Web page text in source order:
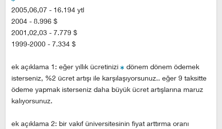
2005,06,07 - 16.194 ytl
2004 - 8.996 $
2001,02,03 - 7.779 $
1999-2000 - 7.334 $
ek açıklama 1: eğer yıllık ücretinizi
dönem dönem ödemek
isterseniz, %2 ücret artışı ile karşılaşıyorsunuz.. eğer 9 taksitte
ödeme yapmak isterseniz daha büyük ücret artışlarına maruz
kalıyorsunuz.
ek açıklama 2: bir vakıf üniversitesinin fiyat arttırma oranı